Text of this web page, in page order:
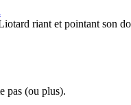
pas (ou plus).